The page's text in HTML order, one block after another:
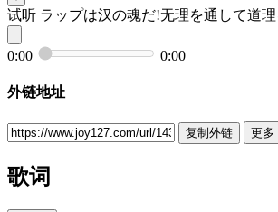
试听 ラップは汉の魂だ!无理を通して道
0:00 0:00
外链地址
复制外链 更多
歌词